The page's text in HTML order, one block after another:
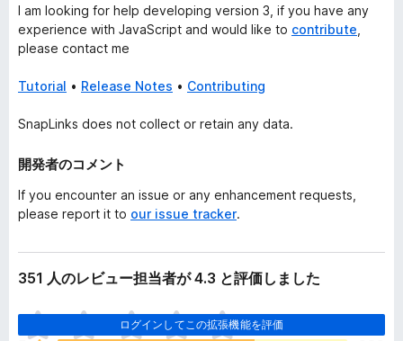
I am looking for help developing version 3, if you have any
experience with JavaScript and would like to contribute
please contact me
Tutorial • Release Notes • Contributing
SnapLinks does not collect or retain any data.
開発者のコメント
If you encounter an issue or any enhancement requests,
please report it to our issue tracker.
351 人のレビュー担当者が 4.3 と評価しました
ログインしてこの拡張機能を評価
ま
だ